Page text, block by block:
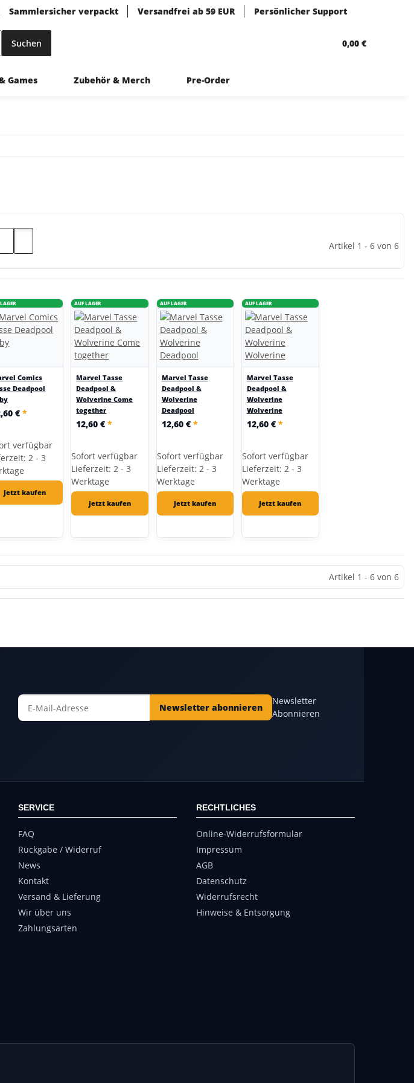
Sammlersicher verpackt Versandfrei ab 59 EUR Persönlicher Support
Suchen 0,00 €
Games Zubehör & Merch Pre-Order
Artikel 1 - 6 von 6
Comics
Deadpool
€*
verfügbar
2 - 3
Jetzt kaufen
AUF LAGER
Marvel Tasse
Deadpool &
Wolverine Come
together
12,60 €*
Sofort verfügbar
Lieferzeit: 2 - 3
Werktage
Jetzt kaufen
AUF LAGER
Marvel Tasse
Deadpool &
Wolverine
Deadpool
12,60 € *
Sofort verfügbar
Lieferzeit: 2 - 3
Werktage
Jetzt kaufen
AUF LAGER
Marvel Tasse
Deadpool &
Wolverine
Wolverine
12,60 € *
Sofort verfügbar
Lieferzeit: 2 - 3
Werktage
Jetzt kaufen
Artikel 1 - 6 von 6
Newsletter abonnieren
Newsletter
Abonnieren
SERVICE
FAQ
Rückgabe / Widerruf
News
Kontakt
Versand & Lieferung
Wir über uns
Zahlungsarten
RECHTLICHES
Online-Widerrufsformular
Impressum
AGB
Datenschutz
Widerrufsrecht
Hinweise & Entsorgung